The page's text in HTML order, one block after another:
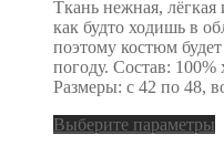
Ткань нежная,
как будто ходишь в
поэтому костюм
погоду. Состав:
Размеры: с 42 по 48,
Выберите параметры